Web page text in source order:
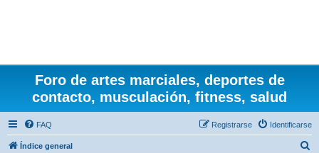
Foro de artes marciales, deportes de
contacto, musculación, fitness, salud
FAQ Identificarse
Registrarse
Índice general